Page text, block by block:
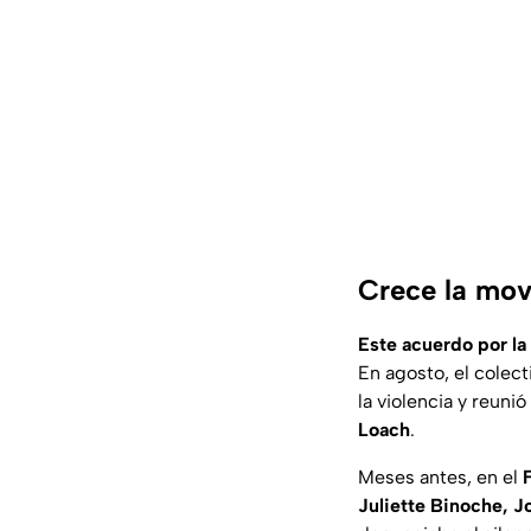
Crece la
Este acuerdo por
En agosto, el
la violencia y
Loach.
Meses antes, en el
Juliette Binoche,